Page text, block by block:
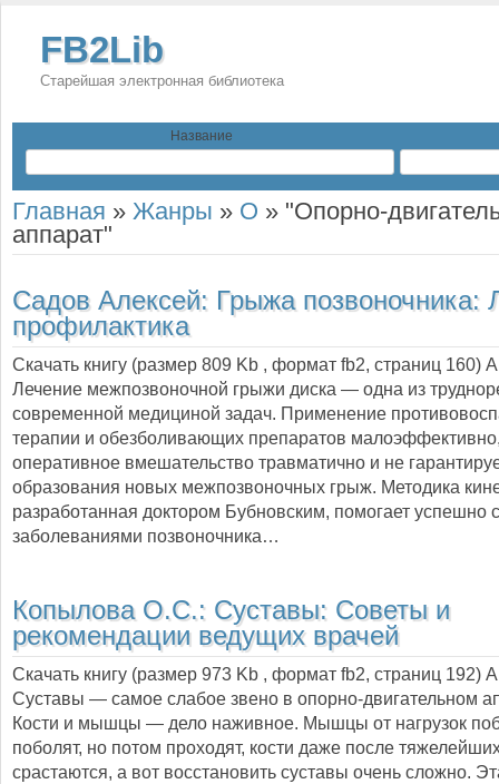
FB2Lib
Старейшая электронная библиотека
Название
Главная » Жанры » О » "Опорно-
аппарат"
Садов Алексей: Грыжа позвоночника:
профилактика
Скачать книгу (размер 809 Kb , формат fb2, страниц 160)
Лечение межпозвоночной грыжи диска — одна из
современной медициной задач. Применение
терапии и обезболивающих препаратов
оперативное вмешательство травматично и не
образования новых межпозвоночных грыж. Методика
разработанная доктором Бубновским, помогает успешно
заболеваниями позвоночника…
Копылова О.С.: Суставы: Советы и
рекомендации ведущих врачей
Скачать книгу (размер 973 Kb , формат fb2, страниц 192)
Cуставы — cамое слабое звено в опорно-двигательном
Кости и мышцы — дело наживное. Мышцы от нагрузок
поболят, но потом проходят, кости даже после
срастаются, а вот восстановить суставы очень сложно.